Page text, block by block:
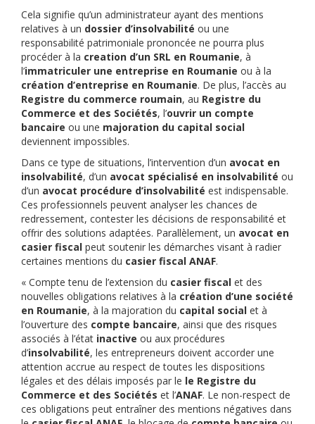
Cela signifie qu’un administrateur ayant des mentions
relatives à un dossier d’insolvabilité ou une
responsabilité patrimoniale prononcée ne pourra plus
procéder à la creation d’un SRL en Roumanie, à
l’immatriculer une entreprise en Roumanie ou à la
création d’entreprise en Roumanie. De plus, l’accès au
Registre du commerce roumain, au Registre du
Commerce et des Sociétés, l’ouvrir un compte
bancaire ou une majoration du capital social
deviennent impossibles.
Dans ce type de situations, l’intervention d’un avocat en
insolvabilité, d’un avocat spécialisé en insolvabilité ou
d’un avocat procédure d’insolvabilité est indispensable.
Ces professionnels peuvent analyser les chances de
redressement, contester les décisions de responsabilité et
offrir des solutions adaptées. Parallèlement, un avocat en
casier fiscal peut soutenir les démarches visant à radier
certaines mentions du casier fiscal ANAF.
« Compte tenu de l’extension du casier fiscal et des
nouvelles obligations relatives à la création d’une société
en Roumanie, à la majoration du capital social et à
l’ouverture des compte bancaire, ainsi que des risques
associés à l’état inactive ou aux procédures
d’insolvabilité, les entrepreneurs doivent accorder une
attention accrue au respect de toutes les dispositions
légales et des délais imposés par le le Registre du
Commerce et des Sociétés et l’ANAF. Le non-respect de
ces obligations peut entraîner des mentions négatives dans